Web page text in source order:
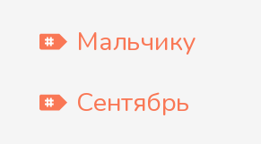
Мальчику
Сентябрь